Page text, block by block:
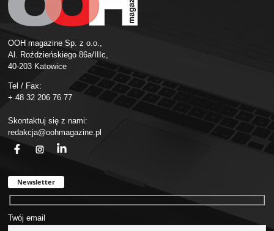
OOH magazine Sp. z o.o.,
Al. Roździeńskiego 86a/IIIc,
40-203 Katowice
Tel / Fax:
+ 48 32 206 76 77
Skontaktuj się z nami:
redakcja@oohmagazine.pl
Newsletter
Twój email